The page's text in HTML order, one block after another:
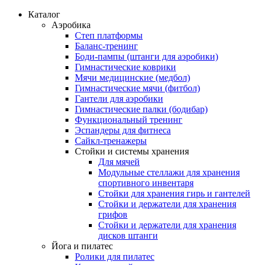
Каталог
Аэробика
Степ платформы
Баланс-тренинг
Боди-пампы (штанги для аэробики)
Гимнастические коврики
Мячи медицинские (медбол)
Гимнастические мячи (фитбол)
Гантели для аэробики
Гимнастические палки (бодибар)
Функциональный тренинг
Эспандеры для фитнеса
Сайкл-тренажеры
Стойки и системы хранения
Для мячей
Модульные стеллажи для хранения
спортивного инвентаря
Стойки для хранения гирь и гантелей
Стойки и держатели для хранения
грифов
Стойки и держатели для хранения
дисков штанги
Йога и пилатес
Ролики для пилатес